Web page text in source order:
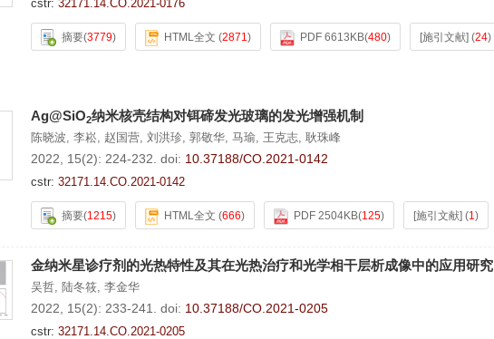
cstr: 32171.14.CO.2021-0176
摘要(3779) HTML全文 (2871) PDF 6613KB(480) [施引文献] (24)
Ag@SiO2纳米核壳结构对铒碲发光玻璃的发光增强机制
陈晓波, 李崧, 赵国营, 刘洪珍, 郭敬华, 马瑜, 王克志, 耿珠峰
2022, 15(2): 224-232. doi: 10.37188/CO.2021-0142
cstr: 32171.14.CO.2021-0142
摘要(1215) HTML全文 (666) PDF 2504KB(125) [施引文献] (1)
金纳米星诊疗剂的光热特性及其在光热治疗和光学相干层析成像中的应用研究
吴哲, 陆冬筱, 李金华
2022, 15(2): 233-241. doi: 10.37188/CO.2021-0205
cstr: 32171.14.CO.2021-0205